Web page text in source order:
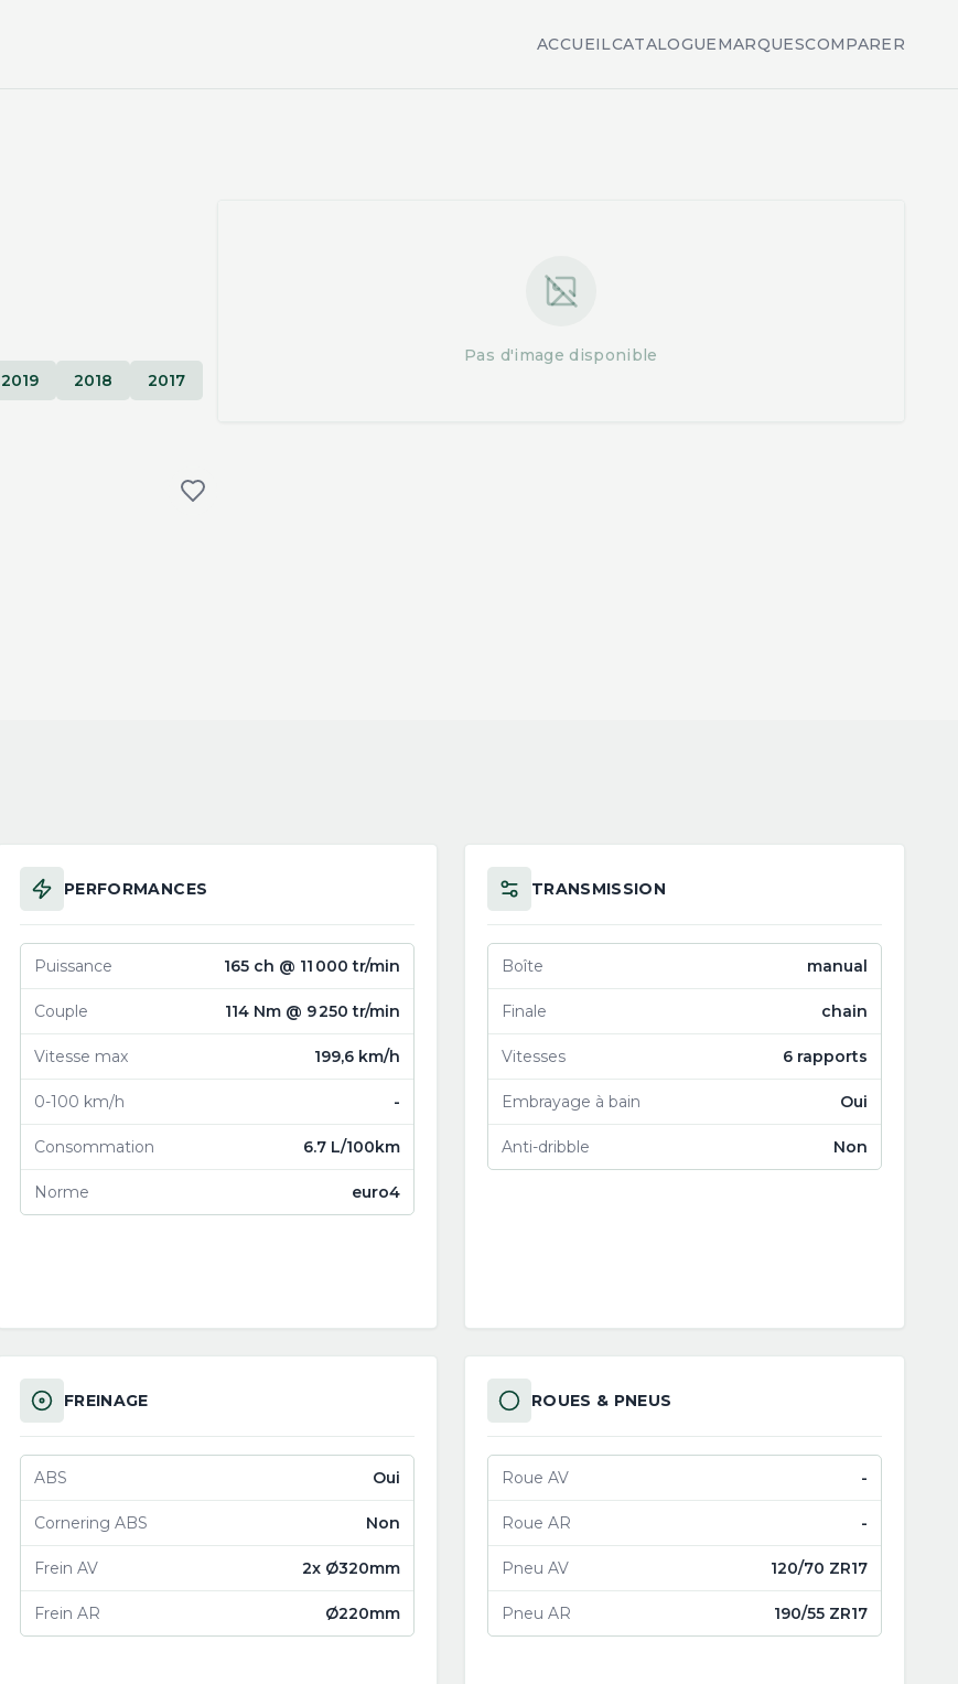
ACCUEILCATALOGUEMARQUESCOMPARER
2019 2018
2017
Pas d'image disponible
PERFORMANCES
Puissance 165 ch @ 11 000 tr/min
Couple 114 Nm @ 9 250 tr/min
Vitesse max 199,6 km/h
0-100 km/h -
Consommation 6.7 L/100km
Norme euro4
TRANSMISSION
Boîte manual
Finale chain
Vitesses 6 rapports
Embrayage à bain Oui
Anti-dribble Non
FREINAGE
ABS Oui
Cornering ABS Non
Frein AV 2x Ø320mm
Frein AR Ø220mm
ROUES & PNEUS
Roue AV -
Roue AR -
Pneu AV 120/70 ZR17
Pneu AR 190/55 ZR17